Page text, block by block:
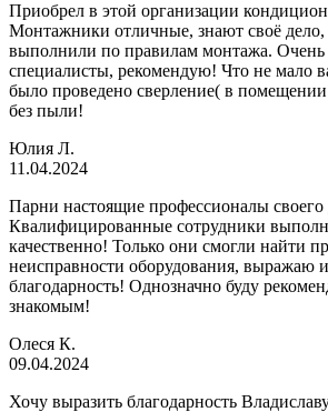
Приобрел в этой организации
Монтажники отличные, знают своё дело,
выполнили по правилам монтажа. Очень
специалисты, рекомендую! Что не мало
было проведено сверление( в
без пыли!
Юлия Л.
11.04.2024
Парни настоящие профессионалы своего
Квалифицированные сотрудники
качественно! Только они смогли найти
неисправности оборудования, выражаю
благодарность! Однозначно буду
знакомым!
Олеся К.
09.04.2024
Хочу выразить благодарность